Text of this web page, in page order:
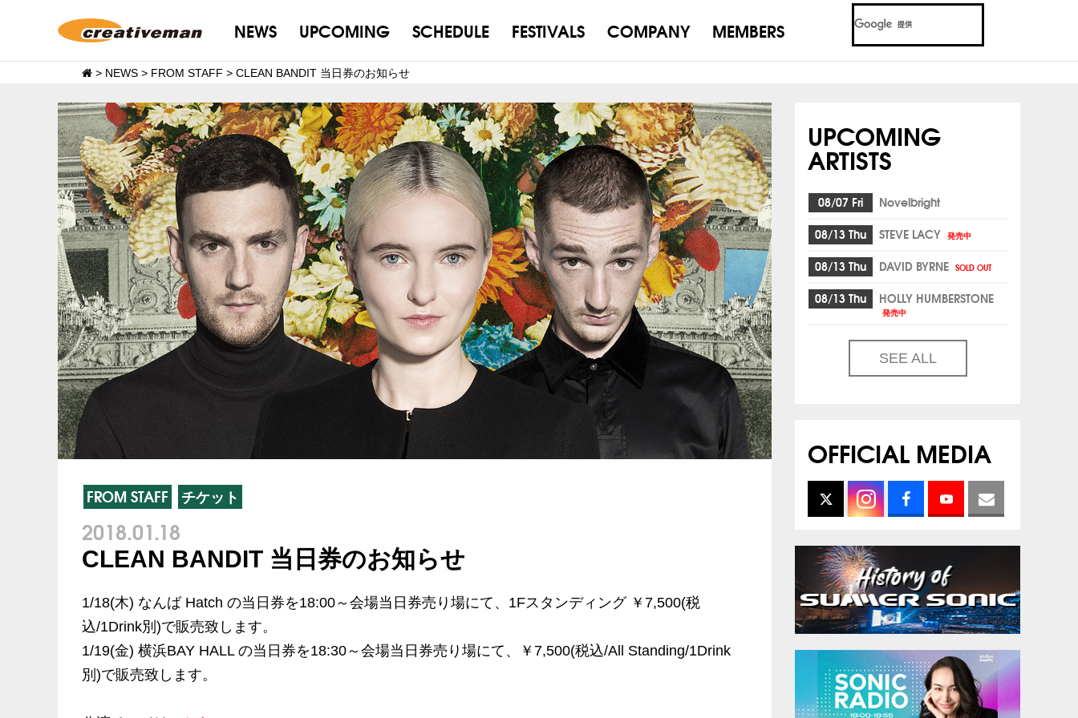
NEWS UPCOMING SCHEDULE FESTIVALS COMPANY MEMBERS
> NEWS > FROM STAFF > CLEAN BANDIT 当日券のお知らせ
FROM STAFF チケット
2018.01.18
CLEAN BANDIT 当日券のお知らせ
1/18(木) なんば Hatch の当日券を18:00～会場当日券売り場にて、1Fスタンディング ￥7,500(税
込/1Drink別)で販売致します。
1/19(金) 横浜BAY HALL の当日券を18:30～会場当日券売り場にて、￥7,500(税込/All Standing/1Drink
別)で販売致します。
UPCOMING
ARTISTS
08/07 Fri
Novelbright
08/13 Thu
STEVE LACY 発売中
08/13 Thu DAVID BYRNE SOLD OUT
08/13 Thu HOLLY HUMBERSTONE
発売中
SEE ALL
OFFICIAL MEDIA